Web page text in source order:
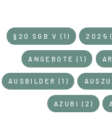
§20 SGB V (1) 2025
ANGEBOTE (1)
AUSBILDER (1)
AZUBI (2)